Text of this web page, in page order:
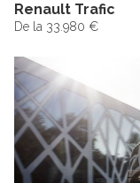
Renault Trafic
De la 33.980 €